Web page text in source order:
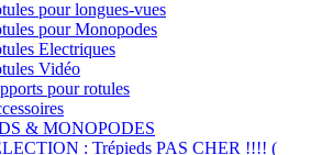
pour longues-vues
pour Monopodes
Electriques
Vidéo
pour rotules
& MONOPODES
: Trépieds PAS CHER !!!! (